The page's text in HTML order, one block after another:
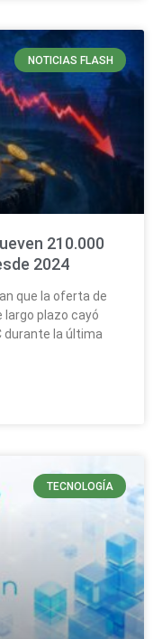
NOTICIAS FLASH
210.000
2024
que la oferta de
largo plazo cayó
durante la última
TECNOLOGÍA